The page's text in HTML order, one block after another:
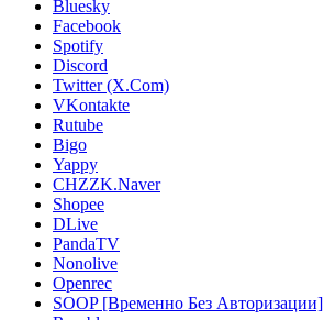
Bluesky
Facebook
Spotify
Discord
Twitter (X.Com)
VKontakte
Rutube
Bigo
Yappy
CHZZK.Naver
Shopee
DLive
PandaTV
Nonolive
Openrec
SOOP [Временно Без Авторизации]